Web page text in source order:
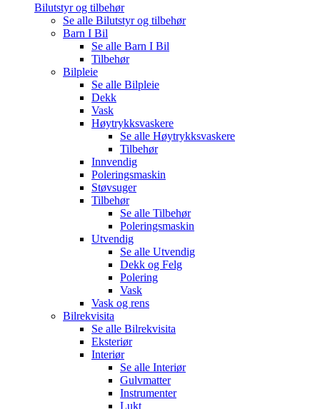
Bilutstyr og tilbehør
Se alle Bilutstyr og tilbehør
Barn I Bil
Se alle Barn I Bil
Tilbehør
Bilpleie
Se alle Bilpleie
Dekk
Vask
Høytrykksvaskere
Se alle Høytrykksvaskere
Tilbehør
Innvendig
Poleringsmaskin
Støvsuger
Tilbehør
Se alle Tilbehør
Poleringsmaskin
Utvendig
Se alle Utvendig
Dekk og Felg
Polering
Vask
Vask og rens
Bilrekvisita
Se alle Bilrekvisita
Eksteriør
Interiør
Se alle Interiør
Gulvmatter
Instrumenter
Lukt